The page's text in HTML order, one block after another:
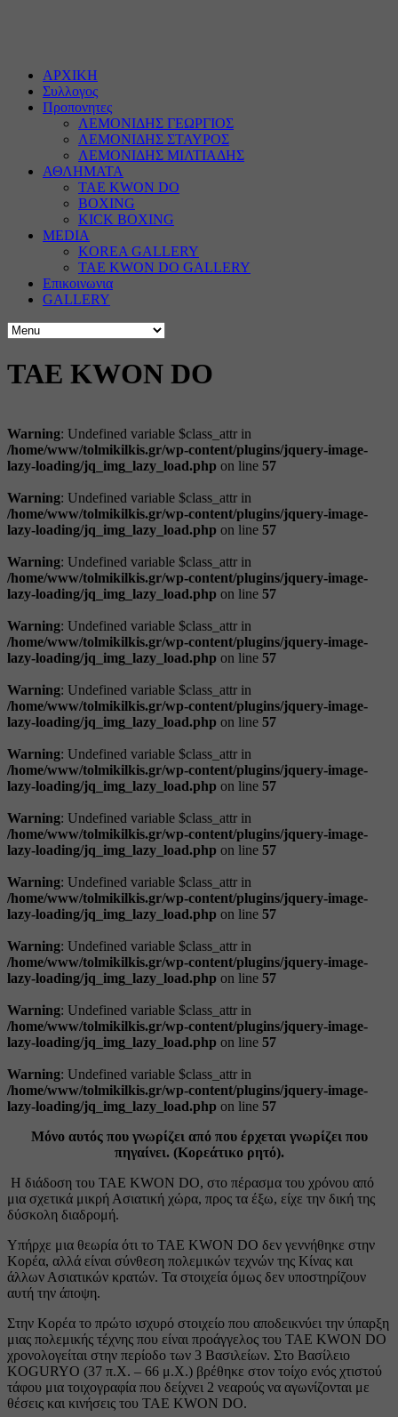
ΑΡΧΙΚΗ
Συλλογος
Προπονητες
ΛΕΜΟΝΙΔΗΣ ΓΕΩΡΓΙΟΣ
ΛΕΜΟΝΙΔΗΣ ΣΤΑΥΡΟΣ
ΛΕΜΟΝΙΔΗΣ ΜΙΛΤΙΑΔΗΣ
ΑΘΛΗΜΑΤΑ
TAE KWON DO
BOXING
KICK BOXING
MEDIA
KOREA GALLERY
TAE KWON DO GALLERY
Επικοινωνια
GALLERY
TAE KWON DO
Warning: Undefined variable $class_attr in
/home/www/tolmikilkis.gr/wp-content/plugins/jquery-image-
lazy-loading/jq_img_lazy_load.php on line 57
Warning: Undefined variable $class_attr in
/home/www/tolmikilkis.gr/wp-content/plugins/jquery-image-
lazy-loading/jq_img_lazy_load.php on line 57
Warning: Undefined variable $class_attr in
/home/www/tolmikilkis.gr/wp-content/plugins/jquery-image-
lazy-loading/jq_img_lazy_load.php on line 57
Warning: Undefined variable $class_attr in
/home/www/tolmikilkis.gr/wp-content/plugins/jquery-image-
lazy-loading/jq_img_lazy_load.php on line 57
Warning: Undefined variable $class_attr in
/home/www/tolmikilkis.gr/wp-content/plugins/jquery-image-
lazy-loading/jq_img_lazy_load.php on line 57
Warning: Undefined variable $class_attr in
/home/www/tolmikilkis.gr/wp-content/plugins/jquery-image-
lazy-loading/jq_img_lazy_load.php on line 57
Warning: Undefined variable $class_attr in
/home/www/tolmikilkis.gr/wp-content/plugins/jquery-image-
lazy-loading/jq_img_lazy_load.php on line 57
Warning: Undefined variable $class_attr in
/home/www/tolmikilkis.gr/wp-content/plugins/jquery-image-
lazy-loading/jq_img_lazy_load.php on line 57
Warning: Undefined variable $class_attr in
/home/www/tolmikilkis.gr/wp-content/plugins/jquery-image-
lazy-loading/jq_img_lazy_load.php on line 57
Warning: Undefined variable $class_attr in
/home/www/tolmikilkis.gr/wp-content/plugins/jquery-image-
lazy-loading/jq_img_lazy_load.php on line 57
Warning: Undefined variable $class_attr in
/home/www/tolmikilkis.gr/wp-content/plugins/jquery-image-
lazy-loading/jq_img_lazy_load.php on line 57
Μόνο αυτός που γνωρίζει από που έρχεται γνωρίζει που
πηγαίνει. (Κορεάτικο ρητό).
Η διάδοση του TAE KWON DO, στο πέρασμα του χρόνου από
μια σχετικά μικρή Ασιατική χώρα, προς τα έξω, είχε την δική της
δύσκολη διαδρομή.
Υπήρχε μια θεωρία ότι το TAE KWON DO δεν γεννήθηκε στην
Κορέα, αλλά είναι σύνθεση πολεμικών τεχνών της Κίνας και
άλλων Ασιατικών κρατών. Τα στοιχεία όμως δεν υποστηρίζουν
αυτή την άποψη.
Στην Κορέα το πρώτο ισχυρό στοιχείο που αποδεικνύει την ύπαρξη
μιας πολεμικής τέχνης που είναι προάγγελος του TAE KWON DO
χρονολογείται στην περίοδο των 3 Βασιλείων. Στο Βασίλειο
KOGURYO (37 π.Χ. – 66 μ.Χ.) βρέθηκε στον τοίχο ενός χτιστού
τάφου μια τοιχογραφία που δείχνει 2 νεαρούς να αγωνίζονται με
θέσεις και κινήσεις του TAE KWON DO.